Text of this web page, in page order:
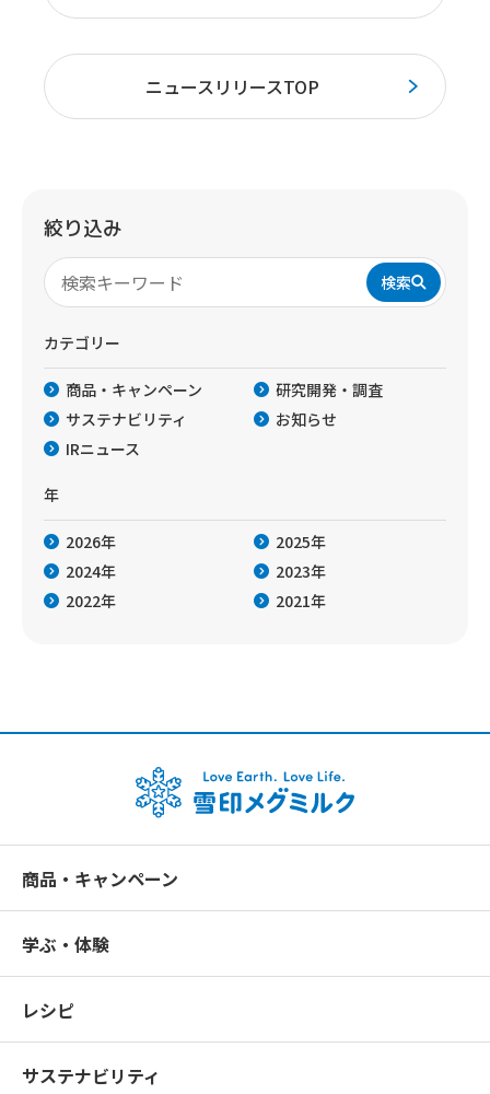
ニュースリリースTOP
絞り込み
検索
カテゴリー
商品・キャンペーン
研究開発・調査
サステナビリティ
お知らせ
IRニュース
年
2026年
2025年
2024年
2023年
2022年
2021年
商品・キャンペーン
学ぶ・体験
レシピ
サステナビリティ